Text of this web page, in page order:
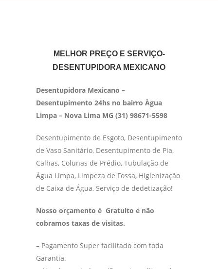
MELHOR PREÇO E SERVIÇO-
DESENTUPIDORA MEXICANO
Desentupidora Mexicano –
Desentupimento 24hs no bairro Àgua
Limpa – Nova Lima MG (31) 98671-5598
Desentupimento de Esgoto, Desentupimento
de Vaso Sanitário, Desentupimento de Pia,
Calhas, Colunas de Prédio, Tubulação de
Água Limpa, Limpeza de Fossa, Higienização
de Caixa de Água, Serviço de dedetização!
Nosso orçamento é Gratuito e não
cobramos taxas de visitas.
– Pagamento Super facilitado com toda
Garantia.